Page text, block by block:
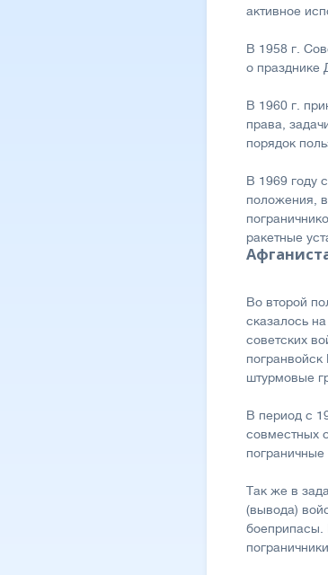
активное
В 1958 г.
о празднике
В 1960 г.
права,
порядок
В 1969 году
положения,
ракетные
Во второй
сказалось
советских
штурмовые
В период с
совместных
Так же в
(вывода)
боеприпасы.